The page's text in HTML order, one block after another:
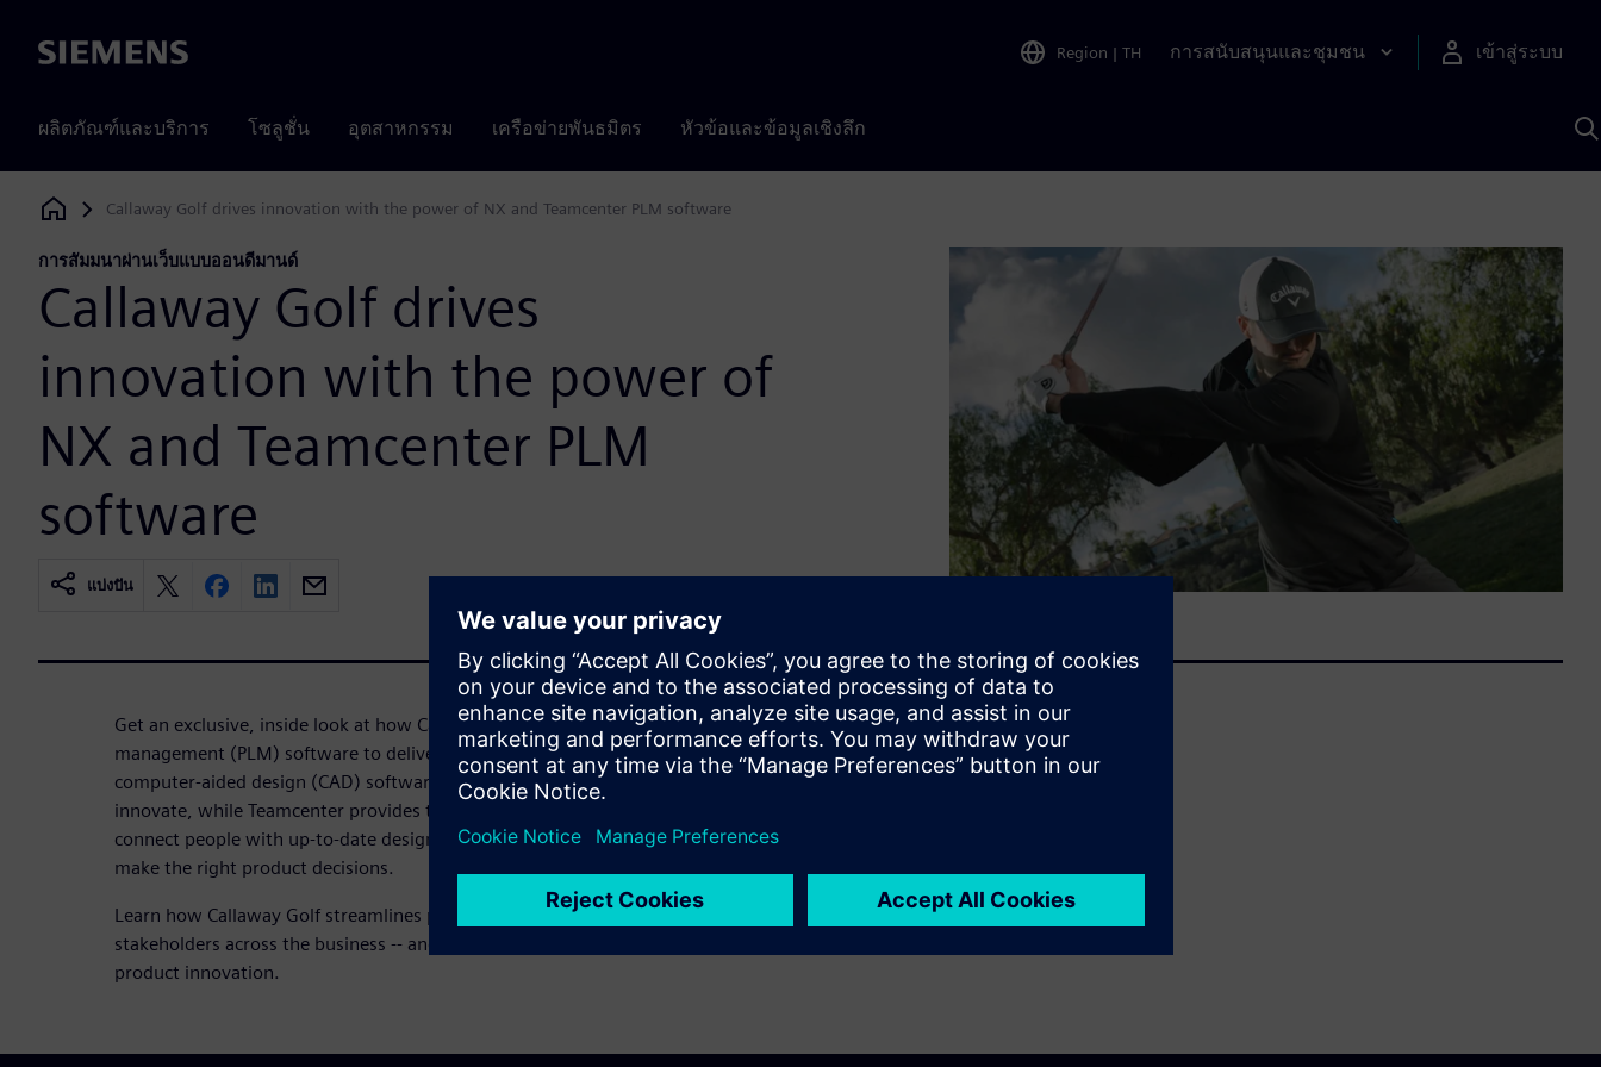
Siemens Region | TH การสนับสนุนและชุมชน เข้าสู่ระบบ
ผลิตภัณฑ์และบริการ โซลูชั่น อุตสาหกรรม เครือข่ายพันธมิตร หัวข้อและข้อมูลเชิงลึก
Siemens Digital Industries Software
Callaway Golf drives innovation with the power of NX and Teamcenter PLM software
การสัมมนาผ่านเว็บแบบออนดีมานด์
Callaway Golf drives
innovation with the power of
NX and Teamcenter PLM
software
แบ่งปัน
Get an exclusive, inside look at how Callaway Golf leverages product lifecycle
management (PLM) software to deliver winning products. See how NX
computer-aided design (CAD) software gives Callaway designers the freedom to
innovate, while Teamcenter provides the secure collaboration foundation to
connect people with up-to-date designs, documents, and data they need to
make the right product decisions.
Learn how Callaway Golf streamlines product development processes for
stakeholders across the business -- and outside to suppliers -- to maximize
product innovation.